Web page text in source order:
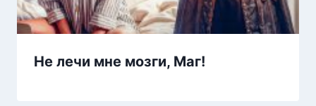
Не лечи мне мозги, Маг!